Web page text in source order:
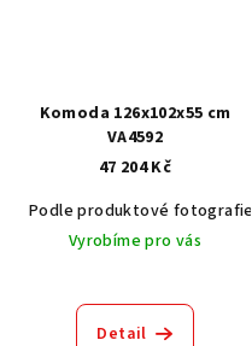
Komoda 126x102x55 cm
VA4592
47 204 Kč
Podle produktové fotografie
Vyrobíme pro vás
Detail